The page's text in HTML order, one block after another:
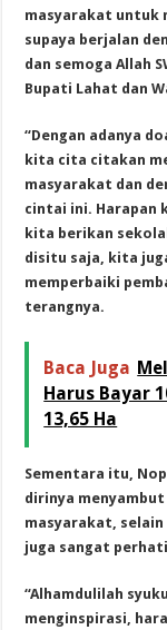
masyarakat untuk
supaya berjalan
dan semoga Allah
Bupati Lahat dan
“Dengan adanya
kita cita citakan
masyarakat dan
cintai ini. Harapan
kita berikan
disitu saja, kita
memperbaiki
terangnya.
Baca Juga
Harus Bayar
13,65 Ha
Sementara itu,
dirinya
masyarakat,
juga sangat
“Alhamdulilah
menginspirasi,